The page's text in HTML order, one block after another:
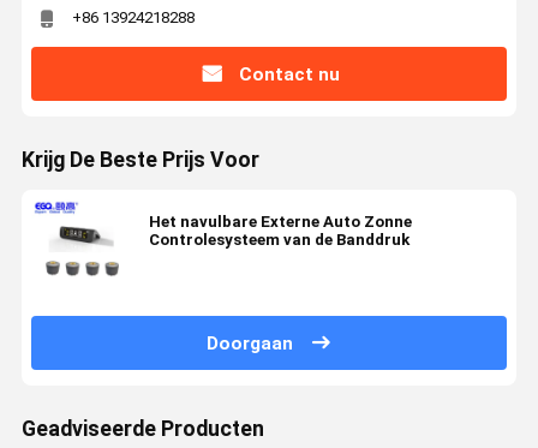
+86 13924218288
Contact nu
Krijg De Beste Prijs Voor
Het navulbare Externe Auto Zonne
Controlesysteem van de Banddruk
Doorgaan
Geadviseerde Producten